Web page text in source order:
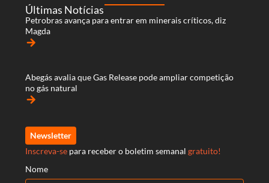
Últimas Notícias
Petrobras avança para entrar em minerais críticos, diz
Magda
arrow_forward
Abegás avalia que Gas Release pode ampliar competição
no gás natural
arrow_forward
Newsletter
Inscreva-se para receber o boletim semanal gratuito!
Nome